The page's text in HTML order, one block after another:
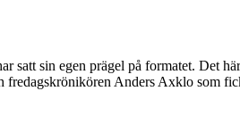
satt sin egen prägel på formatet. Det
fredagskrönikören Anders Axklo som